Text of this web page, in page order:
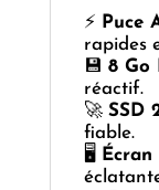
⚡ Puce
rapides
💾 8 Go
réactif.
🚀 SSD
fiable.
🖥️ Écran